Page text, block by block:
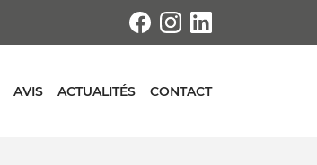
AVIS ACTUALITÉS CONTACT